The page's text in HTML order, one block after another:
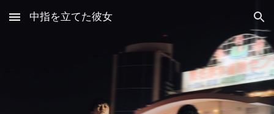
Skip to main content Skip to navigation
中指を立てた彼女